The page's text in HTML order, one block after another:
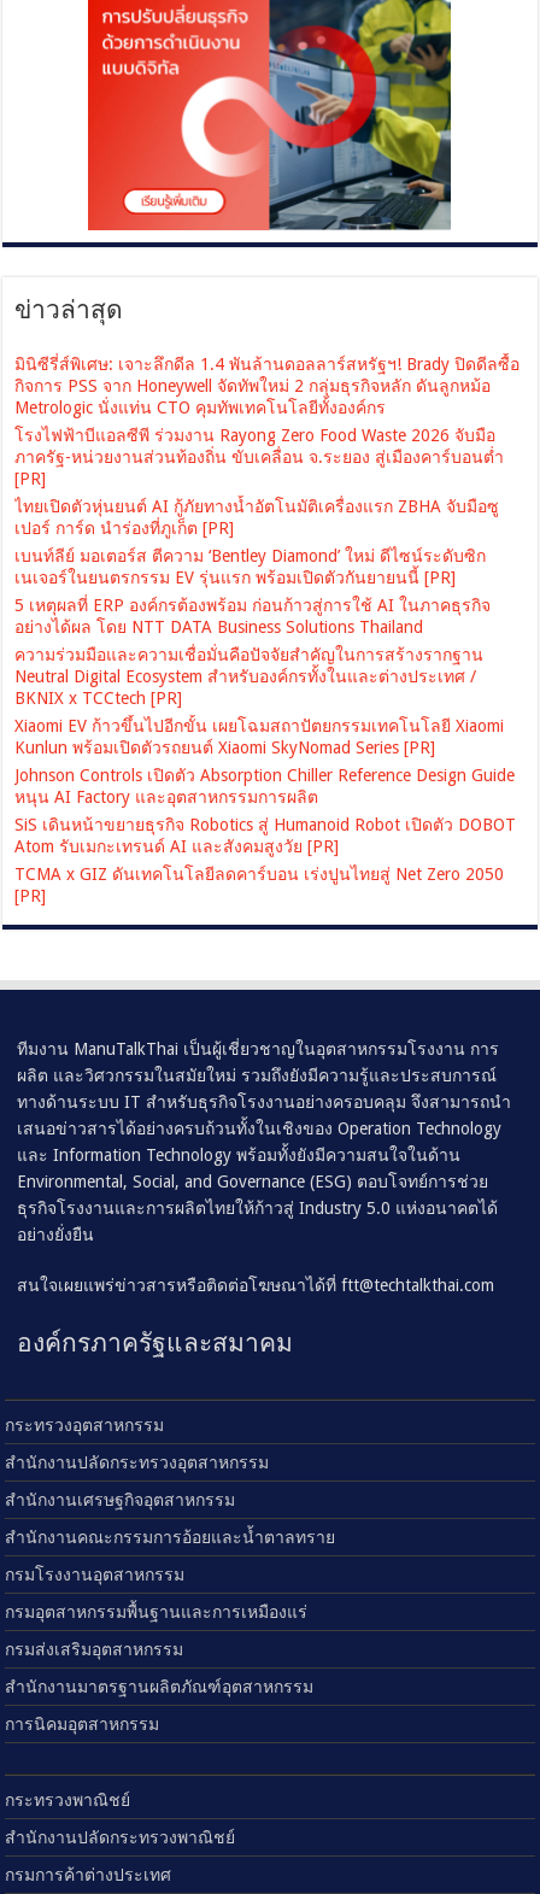
ข่าวล่าสุด
มินิซีรี่ส์พิเศษ: เจาะลึกดีล 1.4 พันล้านดอลลาร์สหรัฐฯ! Brady ปิดดีลซื้อ
กิจการ PSS จาก Honeywell จัดทัพใหม่ 2 กลุ่มธุรกิจหลัก ดันลูกหม้อ
Metrologic นั่งแท่น CTO คุมทัพเทคโนโลยีทั้งองค์กร
โรงไฟฟ้าบีแอลซีพี ร่วมงาน Rayong Zero Food Waste 2026 จับมือ
ภาครัฐ-หน่วยงานส่วนท้องถิ่น ขับเคลื่อน จ.ระยอง สู่เมืองคาร์บอนต่ำ
[PR]
ไทยเปิดตัวหุ่นยนต์ AI กู้ภัยทางน้ำอัตโนมัติเครื่องแรก ZBHA จับมือซู
เปอร์ การ์ด นำร่องที่ภูเก็ต [PR]
เบนท์ลีย์ มอเตอร์ส ตีความ ‘Bentley Diamond’ ใหม่ ดีไซน์ระดับซิก
เนเจอร์ในยนตรกรรม EV รุ่นแรก พร้อมเปิดตัวกันยายนนี้ [PR]
5 เหตุผลที่ ERP องค์กรต้องพร้อม ก่อนก้าวสู่การใช้ AI ในภาคธุรกิจ
อย่างได้ผล โดย NTT DATA Business Solutions Thailand
ความร่วมมือและความเชื่อมั่นคือปัจจัยสำคัญในการสร้างรากฐาน
Neutral Digital Ecosystem สำหรับองค์กรทั้งในและต่างประเทศ /
BKNIX x TCCtech [PR]
Xiaomi EV ก้าวขึ้นไปอีกขั้น เผยโฉมสถาปัตยกรรมเทคโนโลยี Xiaomi
Kunlun พร้อมเปิดตัวรถยนต์ Xiaomi SkyNomad Series [PR]
Johnson Controls เปิดตัว Absorption Chiller Reference Design Guide
หนุน AI Factory และอุตสาหกรรมการผลิต
SiS เดินหน้าขยายธุรกิจ Robotics สู่ Humanoid Robot เปิดตัว DOBOT
Atom รับเมกะเทรนด์ AI และสังคมสูงวัย [PR]
TCMA x GIZ ดันเทคโนโลยีลดคาร์บอน เร่งปูนไทยสู่ Net Zero 2050
[PR]
ทีมงาน ManuTalkThai เป็นผู้เชี่ยวชาญในอุตสาหกรรมโรงงาน การ
ผลิต และวิศวกรรมในสมัยใหม่ รวมถึงยังมีความรู้และประสบการณ์
ทางด้านระบบ IT สำหรับธุรกิจโรงงานอย่างครอบคลุม จึงสามารถนำ
เสนอข่าวสารได้อย่างครบถ้วนทั้งในเชิงของ Operation Technology
และ Information Technology พร้อมทั้งยังมีความสนใจในด้าน
Environmental, Social, and Governance (ESG) ตอบโจทย์การช่วย
ธุรกิจโรงงานและการผลิตไทยให้ก้าวสู่ Industry 5.0 แห่งอนาคตได้
อย่างยั่งยืน
สนใจเผยแพร่ข่าวสารหรือติดต่อโฆษณาได้ที่ftt@techtalkthai.com
องค์กรภาครัฐและสมาคม
กระทรวงอุตสาหกรรม
สำนักงานปลัดกระทรวงอุตสาหกรรม
สำนักงานเศรษฐกิจอุตสาหกรรม
สำนักงานคณะกรรมการอ้อยและน้ำตาลทราย
กรมโรงงานอุตสาหกรรม
กรมอุตสาหกรรมพื้นฐานและการเหมืองแร่
กรมส่งเสริมอุตสาหกรรม
สำนักงานมาตรฐานผลิตภัณฑ์อุตสาหกรรม
การนิคมอุตสาหกรรม
กระทรวงพาณิชย์
สำนักงานปลัดกระทรวงพาณิชย์
กรมการค้าต่างประเทศ